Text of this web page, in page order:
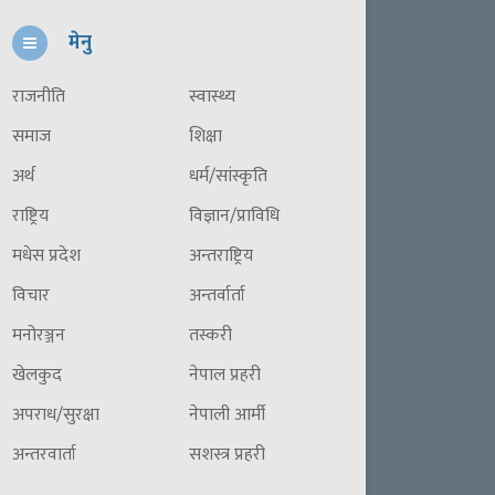
मेनु
राजनीति
समाज
अर्थ
राष्ट्रिय
मधेस प्रदेश
विचार
मनोरञ्जन
खेलकुद
अपराध/सुरक्षा
अन्तरवार्ता
स्वास्थ्य
शिक्षा
धर्म/सांस्कृति
विज्ञान/प्राविधि
अन्तराष्ट्रिय
अन्तर्वार्ता
तस्करी
नेपाल प्रहरी
नेपाली आर्मी
सशस्त्र प्रहरी